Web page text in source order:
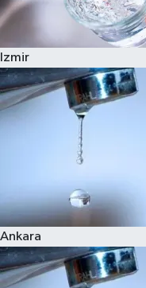
Izmir
Ankara